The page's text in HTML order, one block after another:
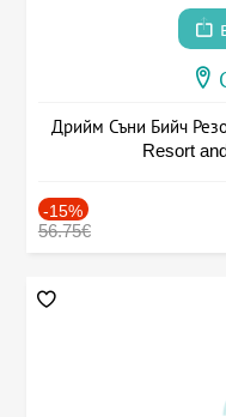
Дрийм Съни Бийч
Resort
-15%
56.75€